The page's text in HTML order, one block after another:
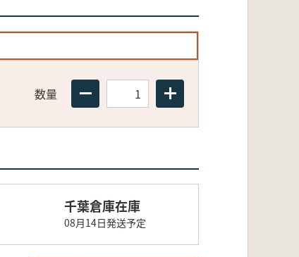
数量
千葉倉庫在庫
08月14日発送予定